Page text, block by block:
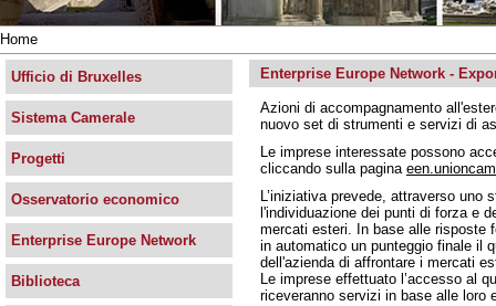
n
c
p
a
e
Tu
sei
qui
Home
Enterprise Europe Network -
Azioni di accompagnamento
nuovo set di strumenti e servizi di
Le imprese interessate possono
cliccando sulla pagina
L’iniziativa prevede, attraverso uno
l'individuazione dei punti di forza e
mercati esteri. In base alle risposte
in automatico un punteggio finale il
dell'azienda di affrontare i mercati
Le imprese effettuato l’accesso al
riceveranno servizi in base alle loro
Ufficio di Bruxelles
Sistema Camerale
Progetti
Osservatorio economico
Enterprise Europe Network
Biblioteca